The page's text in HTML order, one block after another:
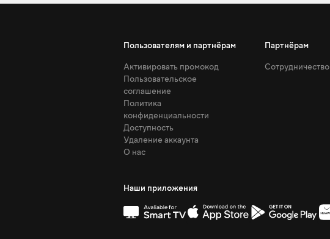
Пользователям и партнёрам
Активировать промокод
Пользовательское
соглашение
Политика
конфиденциальности
Доступность
Удаление аккаунта
О нас
Партнёрам
Сотрудничество
Наши приложения